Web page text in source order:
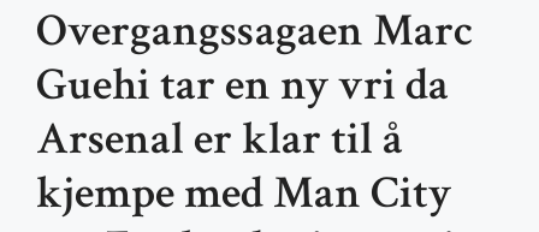
Overgangssagaen Marc
Guehi tar en ny vri da
Arsenal er klar til å
kjempe med Man City